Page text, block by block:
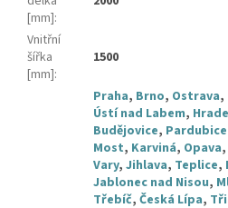
[mm]:
Vnitřní
šířka
[mm]:
1500
Praha, Brno, Ostrava,
Ústí nad Labem,
Budějovice, Pardubice
Most, Karviná, Opava,
Vary, Jihlava, Teplice,
Jablonec nad Nisou,
Třebíč, Česká Lípa,